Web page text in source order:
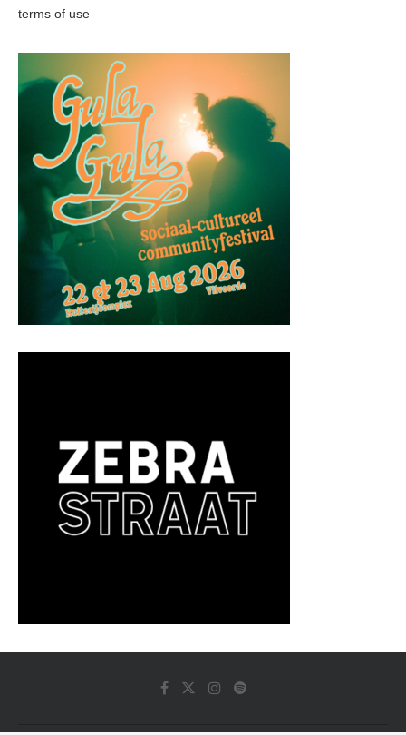
terms of use